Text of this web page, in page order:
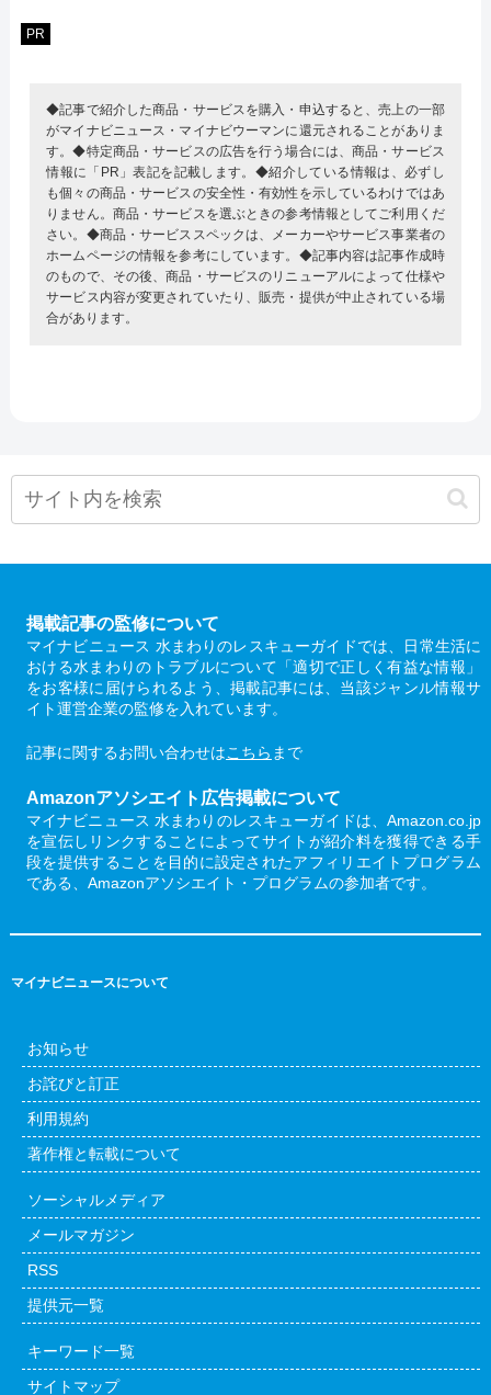
PR
◆記事で紹介した商品・サービスを購入・申込すると、売上の一部
がマイナビニュース・マイナビウーマンに還元されることがありま
す。◆特定商品・サービスの広告を行う場合には、商品・サービス
情報に「PR」表記を記載します。◆紹介している情報は、必ずし
も個々の商品・サービスの安全性・有効性を示しているわけではあ
りません。商品・サービスを選ぶときの参考情報としてご利用くだ
さい。◆商品・サービススペックは、メーカーやサービス事業者の
ホームページの情報を参考にしています。◆記事内容は記事作成時
のもので、その後、商品・サービスのリニューアルによって仕様や
サービス内容が変更されていたり、販売・提供が中止されている場
合があります。
掲載記事の監修について
マイナビニュース 水まわりのレスキューガイドでは、日常生活に
おける水まわりのトラブルについて「適切で正しく有益な情報」
をお客様に届けられるよう、掲載記事には、当該ジャンル情報サ
イト運営企業の監修を入れています。
記事に関するお問い合わせはこちら まで
Amazonアソシエイト広告掲載について
マイナビニュース 水まわりのレスキューガイドは、Amazon.co.jp
を宣伝しリンクすることによってサイトが紹介料を獲得できる手
段を提供することを目的に設定されたアフィリエイトプログラム
である、Amazonアソシエイト・プログラムの参加者です。
マイナビニュースについて
お知らせ
お詫びと訂正
利用規約
著作権と転載について
ソーシャルメディア
メールマガジン
RSS
提供元一覧
キーワード一覧
サイトマップ